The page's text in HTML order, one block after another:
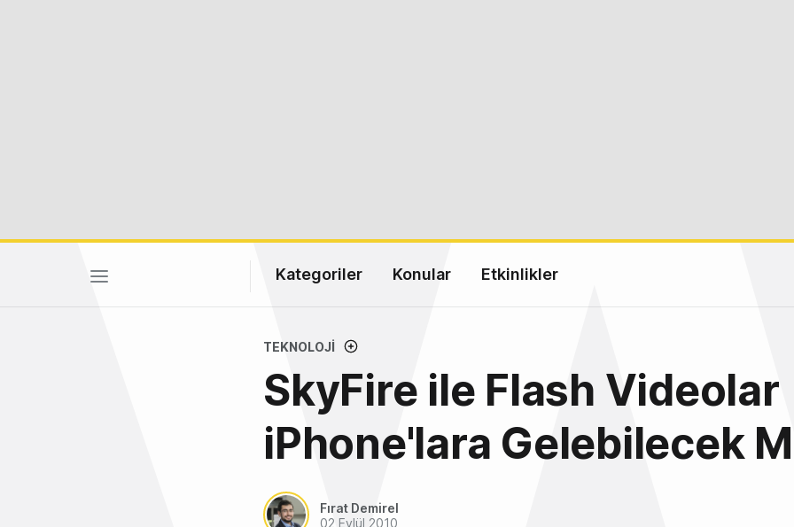
Kategoriler Konular Etkinlikler
TEKNOLOJI
SkyFire ile Flash Videolar
iPhone'lara Gelebilecek
Fırat Demirel
02 Eylül 2010